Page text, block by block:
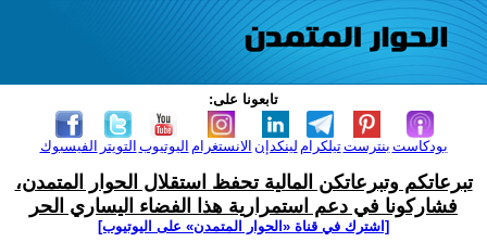
تابعونا على:
الفيسبوك التويتر اليوتيوب الانستغرام لينكدإن تيلكرامبنترست بودكاست
تبرعاتكم وتبرعاتكن المالية تحفظ استقلال الحوار المتمدن،
فشاركونا في دعم استمرارية هذا الفضاء اليساري الحر
[اشترك في قناة ‫«الحوار المتمدن» على اليوتيوب]